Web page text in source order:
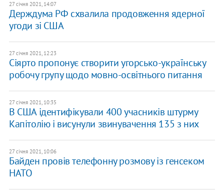
27 січня 2021, 14:07
Держдума РФ схвалила продовження ядерної
угоди зі США
27 січня 2021, 12:23
Сіярто пропонує створити угорсько-українську
робочу групу щодо мовно-освітнього питання
27 січня 2021, 10:35
В США ідентифікували 400 учасників штурму
Капітолію і висунули звинувачення 135 з них
27 січня 2021, 10:06
Байден провів телефонну розмову із генсеком
НАТО